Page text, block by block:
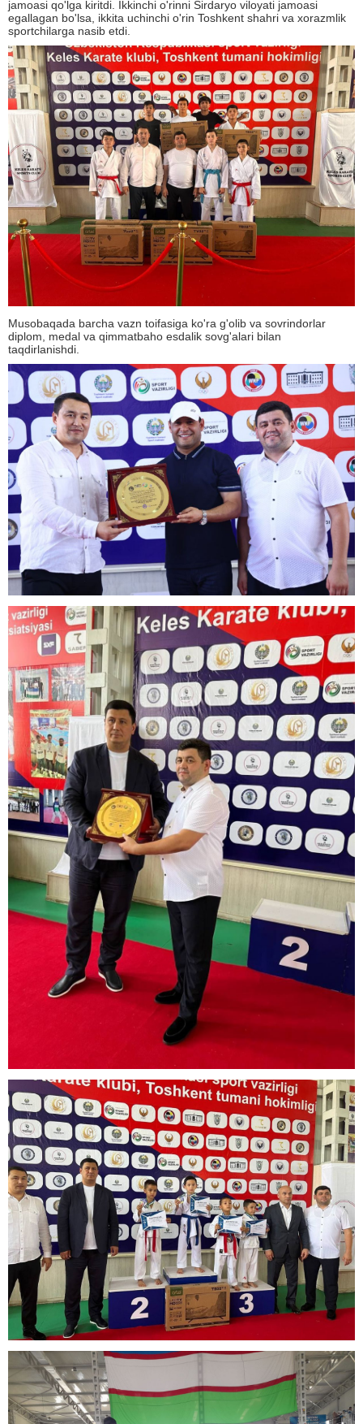
jamoasi qo'lga kiritdi. Ikkinchi o'rinni Sirdaryo viloyati jamoasi
egallagan bo'lsa, ikkita uchinchi o'rin Toshkent shahri va xorazmlik
sportchilarga nasib etdi.
Musobaqada barcha vazn toifasiga ko'ra g'olib va sovrindorlar
diplom, medal va qimmatbaho esdalik sovg'alari bilan
taqdirlanishdi.